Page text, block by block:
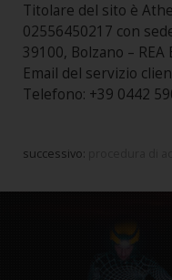
Titolare del sito è
02556450217 con
39100, Bolzano – REA
Email del servizio
Telefono: +39 0442
successivo: